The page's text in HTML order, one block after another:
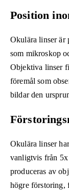
Position
Okulära linser är
som mikroskop
Objektiva linser
föremål som
bildar den
Okulära linser
vanligtvis från
produceras av
högre förstoring,